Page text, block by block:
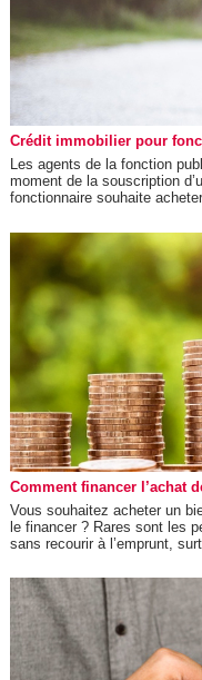
Crédit immobilier pour
Les agents de la fonction
moment de la souscription
fonctionnaire souhaite
Comment financer l’achat
Vous souhaitez acheter un
le financer ? Rares sont les
sans recourir à l’emprunt,